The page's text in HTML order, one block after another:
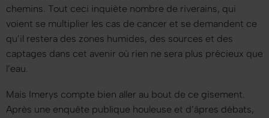
chemins. Tout ceci inquiète nombre de riverains, qui
voient se multiplier les cas de cancer et se demandent ce
qu’il restera des zones humides, des sources et des
captages dans cet avenir où rien ne sera plus précieux que
l’eau.
Mais Imerys compte bien aller au bout de ce gisement.
Après une enquête publique houleuse et d’âpres débats,